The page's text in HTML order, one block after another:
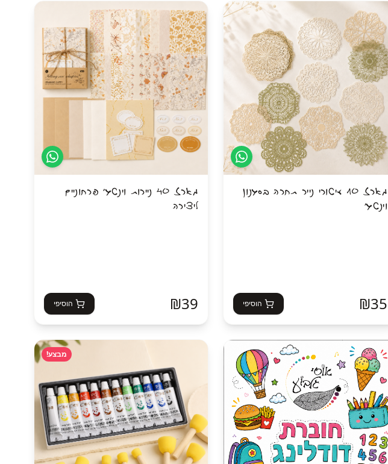
✨ יוצרת אפקט מרהיב של צבעים זוהרים על רקע
✨ מעניקה חוויית יצירה רגועה, מהנה ומלאת
השראה
הדודלינג ובין אם את כבר מאיירת ומחפשת את
תעניק לך חופש יצירתי מוחלט, רוגע והנאה ללא
פשרות.
מארז 10 עיטורי נייר תחרה בסגנון
וינטג׳
₪35 הוסיפי
מארז 40 ניירות וינטג׳ פרחוניים
ליצירה
₪39 הוסיפי
מבצע!